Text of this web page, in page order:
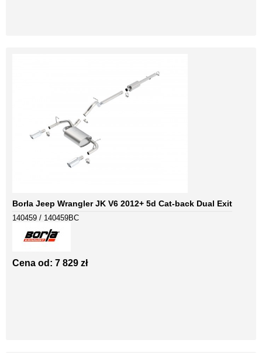
Borla Jeep Wrangler JK V6 2012+ 5d Cat-back Dual Exit
140459 / 140459BC
Cena od: 7 829 zł